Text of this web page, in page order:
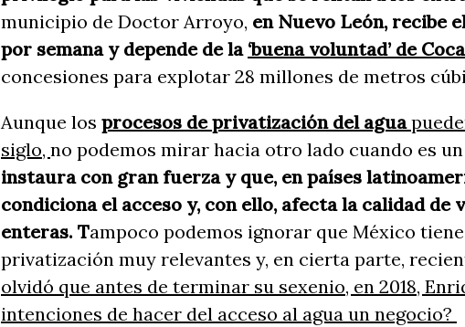
municipio de Doctor Arroyo, en Nuevo León, recibe
por semana y depende de la ‘buena voluntad’ de
concesiones para explotar 28 millones de metros
Aunque los procesos de privatización del agua
siglo, no podemos mirar hacia otro lado cuando es un
instaura con gran fuerza y que, en países
condiciona el acceso y, con ello, afecta la calidad de
enteras. Tampoco podemos ignorar que México
privatización muy relevantes y, en cierta parte,
olvidó que antes de terminar su sexenio, en 2018,
intenciones de hacer del acceso al agua un negocio?